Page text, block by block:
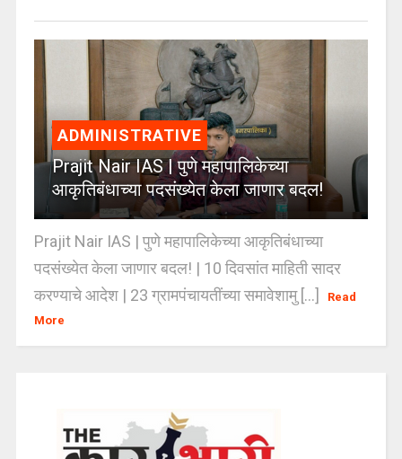
ADMINISTRATIVE
Prajit Nair IAS | पुणे महापालिकेच्या
आकृतिबंधाच्या पदसंख्येत केला जाणार बदल!
Prajit Nair IAS | पुणे महापालिकेच्या आकृतिबंधाच्या
पदसंख्येत केला जाणार बदल! | 10 दिवसांत माहिती सादर
करण्याचे आदेश | 23 ग्रामपंचायतींच्या समावेशामु [...]
Read
More